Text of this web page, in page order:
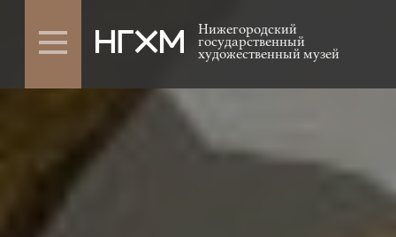
Нижегородский
государственный
художественный музей